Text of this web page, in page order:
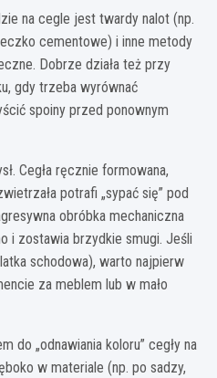
na cegle jest twardy nalot (np.
cementowe) i inne metody
Dobrze działa też przy
gdy trzeba wyrównać
spoiny przed ponownym
Cegła ręcznie formowana,
potrafi „sypać się” pod
obróbka mechaniczna
i zostawia brzydkie smugi. Jeśli
schodowa), warto najpierw
za meblem lub w mało
do „odnawiania koloru” cegły na
w materiale (np. po sadzy,